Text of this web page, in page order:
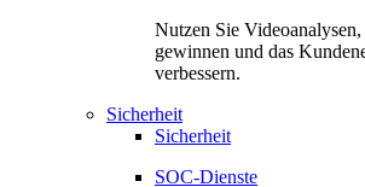
Nutzen Sie
gewinnen und das
verbessern.
Sicherheit
Sicherheit
SOC-Dienste